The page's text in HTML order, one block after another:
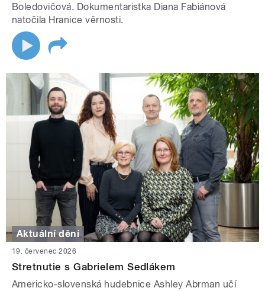
Boledovičová. Dokumentaristka Diana Fabiánová
natočila Hranice věrnosti.
Aktuální dění
19. červenec 2026
Stretnutie s Gabrielem Sedlákem
Americko-slovenská hudebnice Ashley Abrman učí